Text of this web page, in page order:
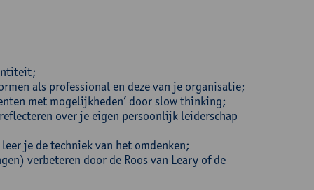
als professional en deze van je organisatie;
met mogelijkheden’ door slow thinking;
over je eigen persoonlijk leiderschap
je de techniek van het omdenken;
verbeteren door de Roos van Leary of de